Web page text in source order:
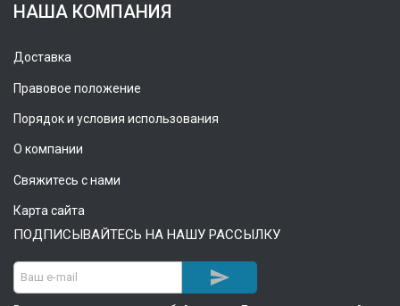
НАША КОМПАНИЯ
Доставка
Правовое положение
Порядок и условия использования
О компании
Свяжитесь с нами
Карта сайта
ПОДПИСЫВАЙТЕСЬ НА НАШУ РАССЫЛКУ
